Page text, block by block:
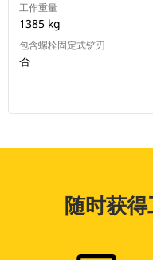
工作重量
1385 kg
包含螺栓固定式铲刃
否
随时获